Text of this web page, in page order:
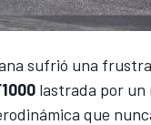
sufrió una
lastrada por un
que